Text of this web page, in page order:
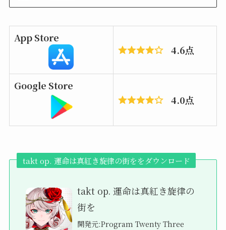
App Store
4.6点
Google Store
4.0点
takt op. 運命は真紅き旋律の街ををダウンロード
takt op. 運命は真紅き旋律の
街を
開発元:Program Twenty Three